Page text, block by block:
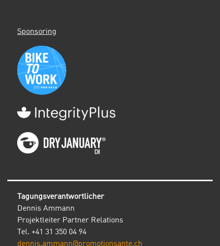
Sponsoring
Tagungsverantwortlicher
Dennis Ammann
Projektleiter Partner Relations
Tel. +41 31 350 04 94
dennis.ammann@promotionsante.ch